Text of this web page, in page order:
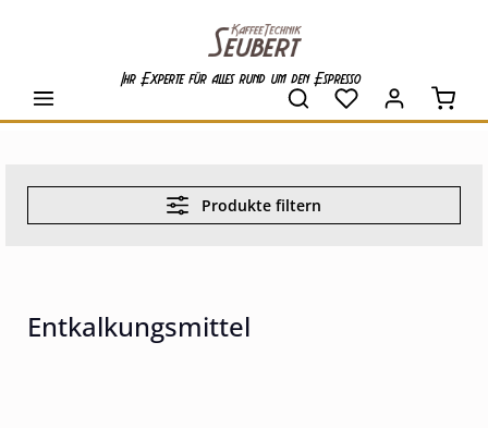
Ihr Experte für alles rund um den Espresso
Produkte filtern
Entkalkungsmittel